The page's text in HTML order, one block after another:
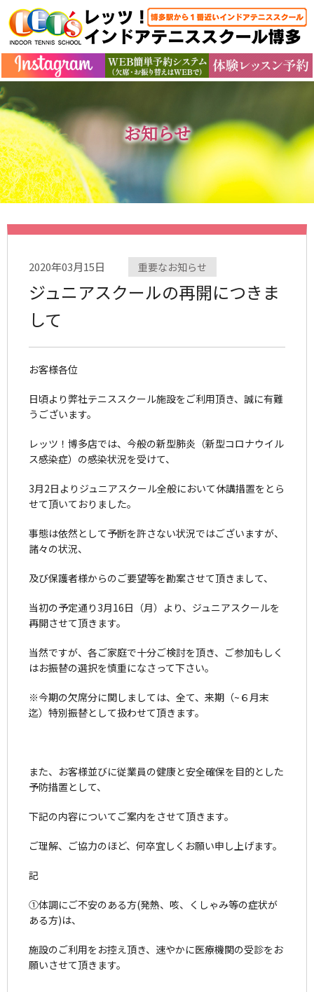
お知らせ
2020年03月15日 重要なお知らせ
ジュニアスクールの再開につきま
して
お客様各位
日頃より弊社テニススクール施設をご利用頂き、誠に有難
うございます。
レッツ！博多店では、今般の新型肺炎（新型コロナウイル
ス感染症）の感染状況を受けて、
3月2日よりジュニアスクール全般において休講措置をとら
せて頂いておりました。
事態は依然として予断を許さない状況ではございますが、
諸々の状況、
及び保護者様からのご要望等を勘案させて頂きまして、
当初の予定通り3月16日（月）より、ジュニアスクールを
再開させて頂きます。
当然ですが、各ご家庭で十分ご検討を頂き、ご参加もしく
はお振替の選択を慎重になさって下さい。
※今期の欠席分に関しましては、全て、来期（~６月末
迄）特別振替として扱わせて頂きます。
また、お客様並びに従業員の健康と安全確保を目的とした
予防措置として、
下記の内容についてご案内をさせて頂きます。
ご理解、ご協力のほど、何卒宜しくお願い申し上げます。
記
①体調にご不安のある方(発熱、咳、くしゃみ等の症状が
ある方)は、
施設のご利用をお控え頂き、速やかに医療機関の受診をお
願いさせて頂きます。